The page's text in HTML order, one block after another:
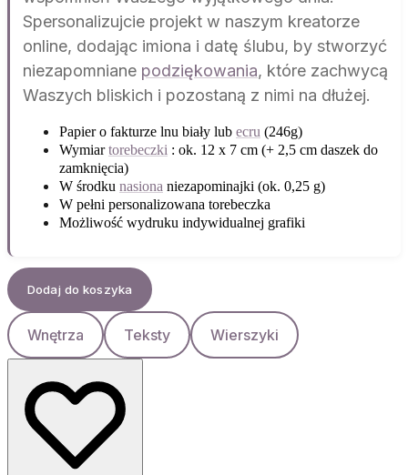
Spersonalizujcie projekt w naszym kreatorze
online, dodając imiona i datę ślubu, by stworzyć
niezapomniane podziękowania, które zachwycą
Waszych bliskich i pozostaną z nimi na dłużej.
Papier o fakturze lnu biały lub ecru (246g)
Wymiartorebeczki : ok. 12 x 7 cm (+ 2,5 cm daszek do
zamknięcia)
W środku nasiona niezapominajki (ok. 0,25 g)
W pełni personalizowana torebeczka
Możliwość wydruku indywidualnej grafiki
Dodaj do koszyka
Wnętrza Teksty Wierszyki